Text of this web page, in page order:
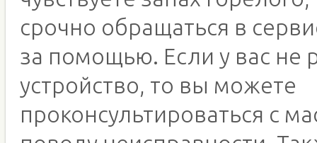
срочно обращаться в
за помощью. Если у вас не
устройство, то вы можете
проконсультироваться с